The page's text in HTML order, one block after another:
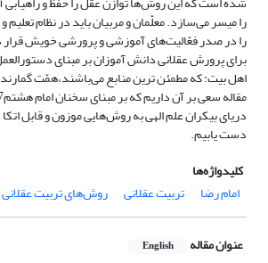
را میسر می‌سازد. معلّمان و مربیان باید در نظام تعلیم
را در صدر فعّالیت‌های آموزشی و پرورشی خویش
برای پرورش عقلانی دانش آموزان بر مبنای
اهل بیت: که مطمئن ترین منابع می‌باشند،همّت
دریای بیکران علم الهی به روش‌هایی موزون و قابل
دست یابیم.
کلیدواژه‌ها
امام رضا
تربیت عقلانی روش‌های تربیت عقلانی
عنوان مقاله English